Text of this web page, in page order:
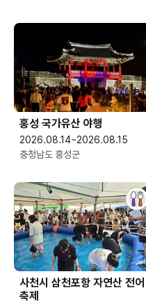
홍성 국가유산 야행
2026.08.14~2026.08.15
충청남도 홍성군
사천시 삼천포항 자연산 전어
축제